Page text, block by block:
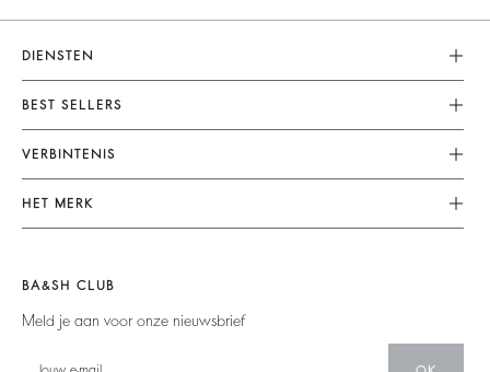
DIENSTEN
Klantenservice
FAQ
Terugzenden En Terugbetaling
Algemene Voorwaarden
Juridische Kennisgeving
BEST SELLERS
Dresses
Jumpsuits
Tops & Shirts
Jumpers & Cardigans
Backless
VERBINTENIS
Onze Engagementen
Duurzame Collectie
Partners
Circulariteit
HET MERK
Barbara & Sharon
Nieuwe Collectie
BA&SH CLUB
Meld je aan voor onze nieuwsbrief